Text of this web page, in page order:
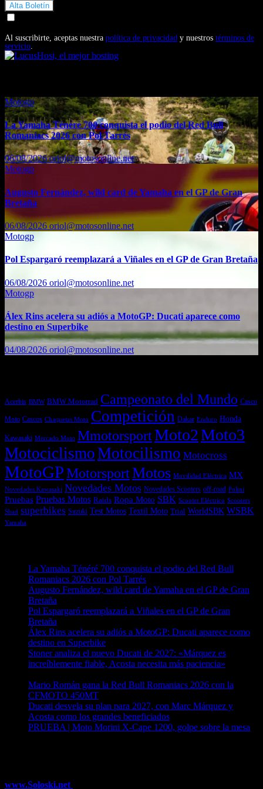
Al suscribirte, aceptas nuestra política de privacidad y nuestros términos de
servicio.
Motogp
La Yamaha Ténéré 700 conquista el podio del Red Bull
Romaniacs 2026 con Pol Tarrés
06/08/2026oriol@motosonline.net
Motogp
Augusto Fernández, wild card de Yamaha en el GP de Gran
Bretaña
06/08/2026 oriol@motosonline.net
Motogp
Pol Espargaró reemplazará a Viñales en el GP de Gran Bretaña
06/08/2026 oriol@motosonline.net
Motogp
Álex Rins acelera su adiós a MotoGP: Ducati aparece como
destino en Superbike
04/08/2026 oriol@motosonline.net
Acerbis BMW BMW Motorrad Campeonato del Mundo Casco
Moto Cascos Chaquetas Moto Competición Dakar Enduro Honda
Kawasaki Mercado Moto MmotorsportMoto2Moto3
MotociclismoMotocilismo Motocross
MotoGPMotorsportMotos Movilidad Eléctrica MX
Novedades Kawasaki Novedades Motos Novedades Scooters off-road Polini
Pruebas Pruebas Motos Raids Ropa Moto SBK Scooter Eléctrico Scooters
Shad superbikes Suzuki Test Motos Textil Moto Trial WorldSBK WSBK
Yamaha
La Yamaha Ténéré 700 conquista el podio del Red Bull
Romaniacs 2026 con Pol Tarrés
Augusto Fernández, wild card de Yamaha en el GP de Gran
Bretaña
Pol Espargaró reemplazará a Viñales en el GP de Gran
Bretaña
Álex Rins acelera su adiós a MotoGP: Ducati aparece como
destino en Superbike
Stoner analiza el nuevo Ducati de 2027: «Márquez es
increíblemente fiable, Acosta necesita más paciencia»
Mario Román gana la Red Bull Romaniacs 2026 con la
CFMOTO 450MT
Ducati desvela su plan para 2027, con Marc Márquez y
Acosta como los grandes beneficiados
PRUEBA | Moto Morini X-Cape 1200, golpe sobre la mesa
www.Soloski.net